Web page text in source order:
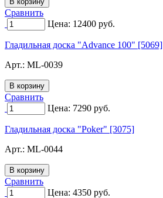
Сравнить
Цена: 12400 руб.
Гладильная доска "Advance 100" [5069]
Арт.: ML-0039
Сравнить
Цена: 7290 руб.
Гладильная доска "Poker" [3075]
Арт.: ML-0044
Сравнить
Цена: 4350 руб.